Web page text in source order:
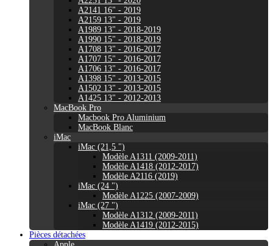
A2141 16" - 2019
A2159 13" - 2019
A1989 13" - 2018-2019
A1990 15" - 2018-2019
A1708 13" - 2016-2017
A1707 15" - 2016-2017
A1706 13" - 2016-2017
A1398 15" - 2013-2015
A1502 13" - 2013-2015
A1425 13" - 2012-2013
MacBook Pro
Macbook Pro Aluminium
MacBook Blanc
iMac
iMac (21,5 ")
Modèle A1311 (2009-2011)
Modèle A1418 (2012-2017)
Modèle A2116 (2019)
iMac (24 ")
Modèle A1225 (2007-2009)
iMac (27 ")
Modèle A1312 (2009-2011)
Modèle A1419 (2012-2015)
Pièces détachées